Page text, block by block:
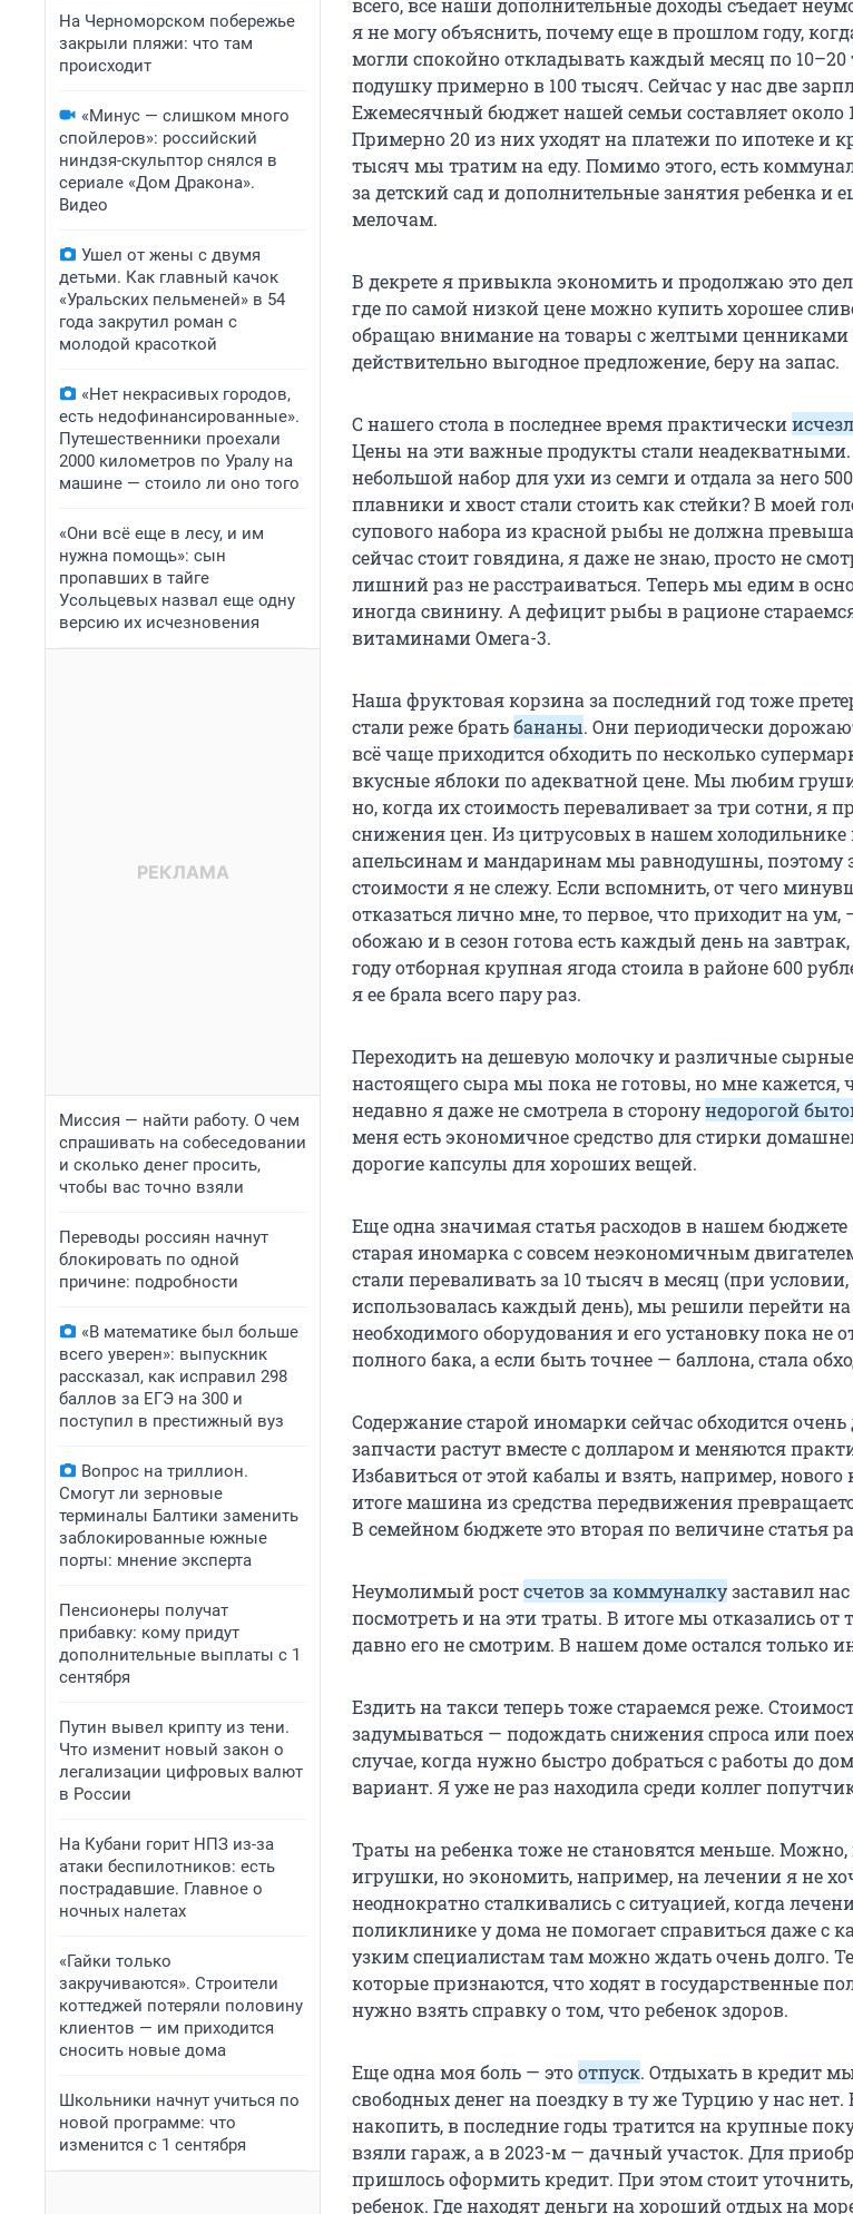
На Черноморском побережье
закрыли пляжи: что там
происходит
«Минус — слишком много
спойлеров»: российский
ниндзя-скульптор снялся в
сериале «Дом Дракона».
Видео
Ушел от жены с двумя
детьми. Как главный качок
«Уральских пельменей» в 54
года закрутил роман с
молодой красоткой
«Нет некрасивых городов,
есть недофинансированные».
Путешественники проехали
2000 километров по Уралу на
машине — стоило ли оно того
«Они всё еще в лесу, и им
нужна помощь»: сын
пропавших в тайге
Усольцевых назвал еще одну
версию их исчезновения
Миссия — найти работу. О чем
спрашивать на собеседовании
и сколько денег просить,
чтобы вас точно взяли
Переводы россиян начнут
блокировать по одной
причине: подробности
«В математике был больше
всего уверен»: выпускник
рассказал, как исправил 298
баллов за ЕГЭ на 300 и
поступил в престижный вуз
Вопрос на триллион.
Смогут ли зерновые
терминалы Балтики заменить
заблокированные южные
порты: мнение эксперта
Пенсионеры получат
прибавку: кому придут
дополнительные выплаты с 1
сентября
Путин вывел крипту из тени.
Что изменит новый закон о
легализации цифровых валют
в России
На Кубани горит НПЗ из-за
атаки беспилотников: есть
пострадавшие. Главное о
ночных налетах
«Гайки только
закручиваются». Строители
коттеджей потеряли половину
клиентов — им приходится
сносить новые дома
Школьники начнут учиться по
новой программе: что
изменится с 1 сентября
всего, все наши дополнительные доходы съедает
я не могу объяснить, почему еще в прошлом году,
могли спокойно откладывать каждый месяц по
подушку примерно в 100 тысяч. Сейчас у нас две
Ежемесячный бюджет нашей семьи составляет около
Примерно 20 из них уходят на платежи по ипотеке и
тысяч мы тратим на еду. Помимо этого, есть
за детский сад и дополнительные занятия ребенка и
мелочам.
В декрете я привыкла экономить и продолжаю это
где по самой низкой цене можно купить хорошее
обращаю внимание на товары с желтыми ценниками
действительно выгодное предложение, беру на запас.
С нашего стола в последнее время практически
Цены на эти важные продукты стали неадекватными.
небольшой набор для ухи из семги и отдала за него
плавники и хвост стали стоить как стейки? В моей
супового набора из красной рыбы не должна
сейчас стоит говядина, я даже не знаю, просто не
лишний раз не расстраиваться. Теперь мы едим в
иногда свинину. А дефицит рыбы в рационе
витаминами Омега-3.
Наша фруктовая корзина за последний год тоже
стали реже братьбананы. Они периодически
всё чаще приходится обходить по несколько
вкусные яблоки по адекватной цене. Мы любим
но, когда их стоимость переваливает за три сотни, я
снижения цен. Из цитрусовых в нашем холодильнике
апельсинам и мандаринам мы равнодушны, поэтому
стоимости я не слежу. Если вспомнить, от чего
отказаться лично мне, то первое, что приходит на ум,
обожаю и в сезон готова есть каждый день на
году отборная крупная ягода стоила в районе 600
я ее брала всего пару раз.
Переходить на дешевую молочку и различные
настоящего сыра мы пока не готовы, но мне кажется,
недавно я даже не смотрела в сторонунедорогой
меня есть экономичное средство для стирки
дорогие капсулы для хороших вещей.
Еще одна значимая статья расходов в нашем бюджете
старая иномарка с совсем неэкономичным
стали переваливать за 10 тысяч в месяц (при
использовалась каждый день), мы решили перейти на
необходимого оборудования и его установку пока не
полного бака, а если быть точнее — баллона, стала
Содержание старой иномарки сейчас обходится
запчасти растут вместе с долларом и меняются
Избавиться от этой кабалы и взять, например,
итоге машина из средства передвижения
В семейном бюджете это вторая по величине статья
Неумолимый ростсчетов за коммуналкузаставил
посмотреть и на эти траты. В итоге мы отказались от
давно его не смотрим. В нашем доме остался только
Ездить на такси теперь тоже стараемся реже.
задумываться — подождать снижения спроса или
случае, когда нужно быстро добраться с работы до
вариант. Я уже не раз находила среди коллег
Траты на ребенка тоже не становятся меньше. Можно,
игрушки, но экономить, например, на лечении я не
неоднократно сталкивались с ситуацией, когда
поликлинике у дома не помогает справиться даже с
узким специалистам там можно ждать очень долго.
которые признаются, что ходят в государственные
нужно взять справку о том, что ребенок здоров.
Еще одна моя боль — этоотпуск. Отдыхать в кредит
свободных денег на поездку в ту же Турцию у нас нет.
накопить, в последние годы тратится на крупные
взяли гараж, а в 2023-м — дачный участок. Для
пришлось оформить кредит. При этом стоит уточнить,
ребенок. Где находят деньги на хороший отдых на